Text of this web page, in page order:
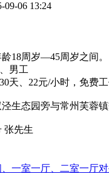
06 13:24
18周岁—45周岁之间。
男工
天、22元/小时，免费
生态园旁与常州芙蓉镇
张先生
一室一厅、二室一厅